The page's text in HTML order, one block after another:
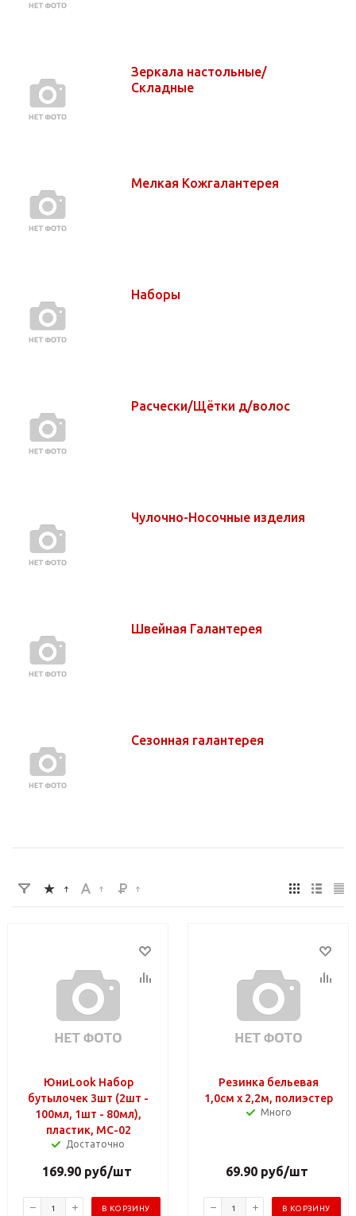
Зеркала настольные/
Складные
Мелкая Кожгалантерея
Наборы
Расчески/Щётки д/волос
Чулочно-Носочные изделия
Швейная Галантерея
Сезонная галантерея
ЮниLook Набор
бутылочек 3шт (2шт -
100мл, 1шт - 80мл),
пластик, МС-02
Достаточно
169.90руб/шт
В КОРЗИНУ
Резинка бельевая
1,0см х 2,2м, полиэстер
Много
69.90 руб/шт
В КОРЗИНУ